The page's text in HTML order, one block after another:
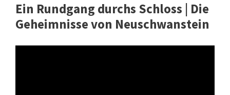
Ein Rundgang durchs Schloss | Die
Geheimnisse von Neuschwanstein